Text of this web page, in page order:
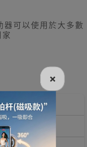
可以使用於大多數
×